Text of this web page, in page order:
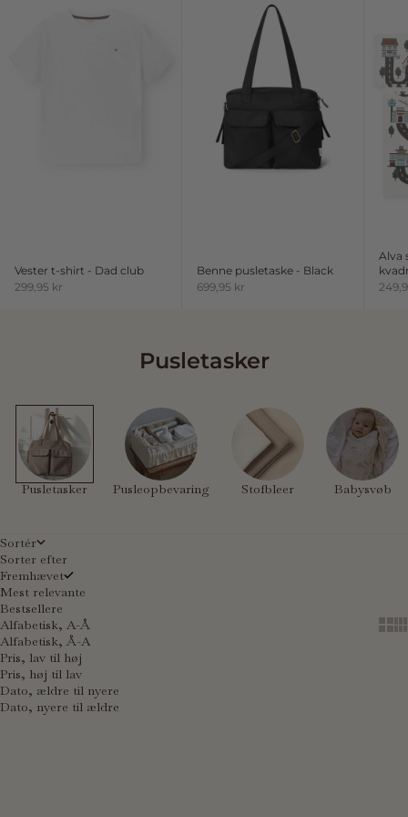
Vester t-shirt - Dad club
Salgspris
299,95 kr
Benne pusletaske - Black
Salgspris
699,95 kr
Alva
Pusletasker
Pusletasker Pusleopbevaring Stofbleer Babysvøb
Sortér
Sorter efter
Fremhævet
Mest relevante
Bestsellere
Alfabetisk, A-Å
Alfabetisk, Å-A
Pris, lav til høj
Pris, høj til lav
Dato, ældre til nyere
Dato, nyere til ældre